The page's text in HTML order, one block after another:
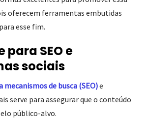
oferecem ferramentas embutidas
esse fim.
para SEO e
sociais
de busca (SEO)e
serve para assegurar que o conteúdo
público-alvo.